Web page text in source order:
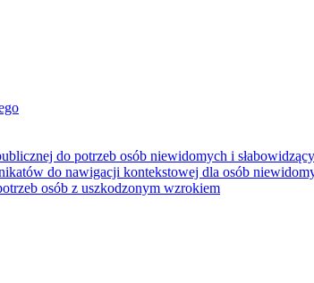
do potrzeb osób niewidomych i
do nawigacji kontekstowej dla osób
osób z uszkodzonym wzrokiem